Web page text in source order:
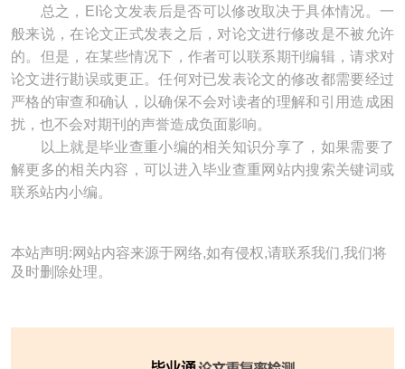
总之，EI论文发表后是否可以修改取决于具体情况。一
般来说，在论文正式发表之后，对论文进行修改是不被允许
的。但是，在某些情况下，作者可以联系期刊编辑，请求对
论文进行勘误或更正。任何对已发表论文的修改都需要经过
严格的审查和确认，以确保不会对读者的理解和引用造成困
扰，也不会对期刊的声誉造成负面影响。
以上就是毕业查重小编的相关知识分享了，如果需要了
解更多的相关内容，可以进入毕业查重网站内搜索关键词或
联系站内小编。
本站声明:网站内容来源于网络,如有侵权,请联系我们,我们将
及时删除处理。